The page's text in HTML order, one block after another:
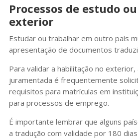
Processos de estudo
exterior
Estudar ou trabalhar em outro país
apresentação de documentos
Para validar a habilitação no exterior,
juramentada é frequentemente
requisitos para matrículas em
para processos de emprego.
É importante lembrar que alguns
a tradução com validade por 180